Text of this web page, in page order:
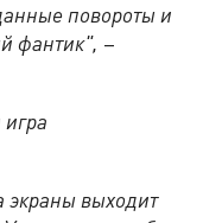
повороты и
фантик", –
экраны выходит